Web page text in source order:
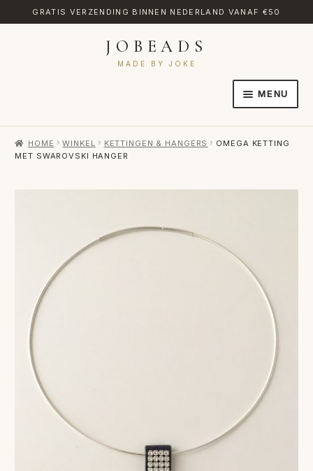
GRATIS VERZENDING BINNEN NEDERLAND VANAF €50
JOBEADS
MADE BY JOKE
MENU
AFREKENEN
RETOURNEREN
TRANSLATE
VERLANGLIJST
VERZENDKOSTEN
VOLG BESTELLING
WINKEL
WINKELWAGEN
HOME WINKEL KETTINGEN & HANGERS
OMEGA KETTING
MET SWAROVSKI HANGER